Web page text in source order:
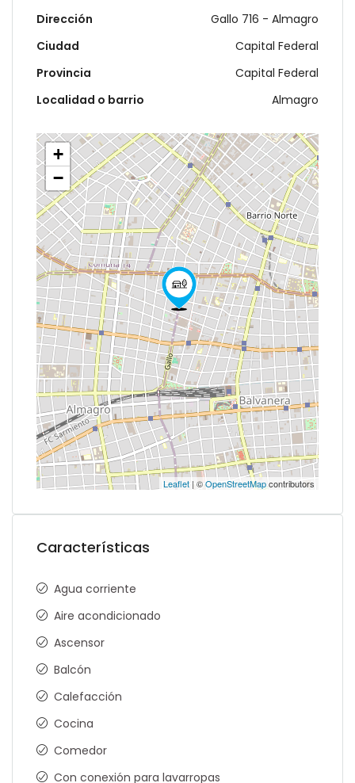
Dirección
Gallo 716 - Almagro
Ciudad
Capital Federal
Provincia
Capital Federal
Localidad o barrio
Almagro
+
−
Leaflet | ©OpenStreetMapcontributors
Características
Agua corriente
Aire acondicionado
Ascensor
Balcón
Calefacción
Cocina
Comedor
Con conexión para lavarropas